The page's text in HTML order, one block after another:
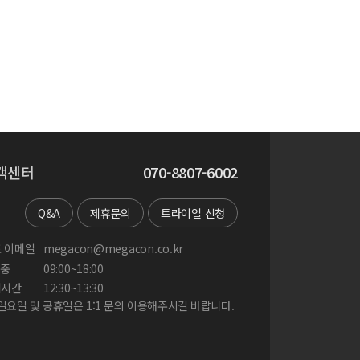
센터 070-8807-6002
Q&A 제휴문의 트라이얼 신청
이메일
megacon@megacon.co.kr
중
09:00~18:00
간
12:30~13:30
요일 및 공휴일은 1:1 문의 이용해주시길 바랍니다.